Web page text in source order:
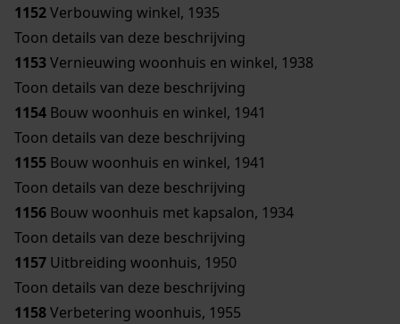
1152Verbouwing winkel, 1935
Toon details van deze beschrijving
1153Vernieuwing woonhuis en winkel, 1938
Toon details van deze beschrijving
1154 Bouw woonhuis en winkel, 1941
Toon details van deze beschrijving
1155 Bouw woonhuis en winkel, 1941
Toon details van deze beschrijving
1156 Bouw woonhuis met kapsalon, 1934
Toon details van deze beschrijving
1157 Uitbreiding woonhuis, 1950
Toon details van deze beschrijving
1158Verbetering woonhuis, 1955